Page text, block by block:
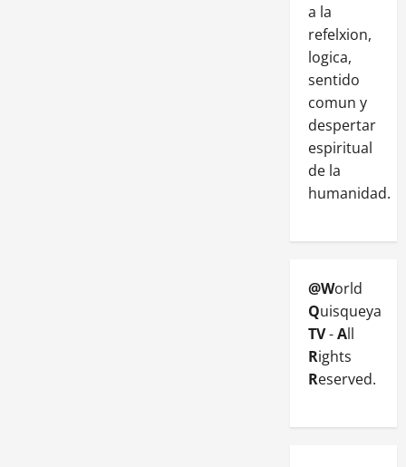
a la
refelxion,
logica,
sentido
comun y
despertar
espiritual
de la
humanidad.
@World
Quisqueya
TV-All
Rights
Reserved.